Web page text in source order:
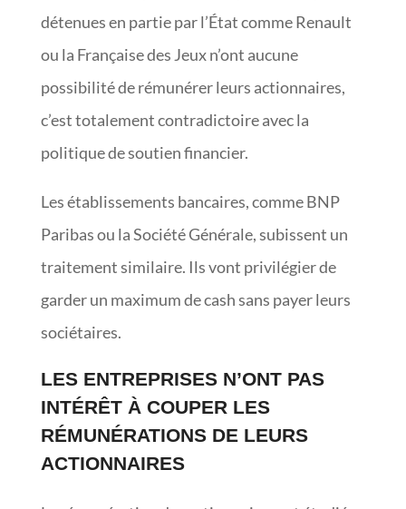
détenues en partie par l’État comme Renault
ou la Française des Jeux n’ont aucune
possibilité de rémunérer leurs actionnaires,
c’est totalement contradictoire avec la
politique de soutien financier.
Les établissements bancaires, comme BNP
Paribas ou la Société Générale, subissent un
traitement similaire. Ils vont privilégier de
garder un maximum de cash sans payer leurs
sociétaires.
LES ENTREPRISES N’ONT PAS
INTÉRÊT À COUPER LES
RÉMUNÉRATIONS DE LEURS
ACTIONNAIRES